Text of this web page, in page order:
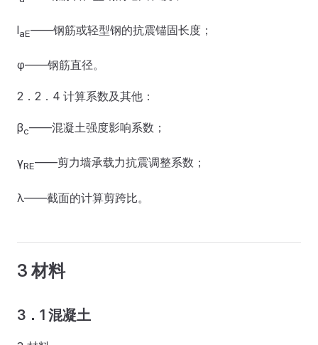
laE——钢筋或轻型钢的抗震锚固长度；
φ——钢筋直径。
2．2．4 计算系数及其他：
βc——混凝土强度影响系数；
γRE——剪力墙承载力抗震调整系数；
λ——截面的计算剪跨比。
3 材料
3．1 混凝土